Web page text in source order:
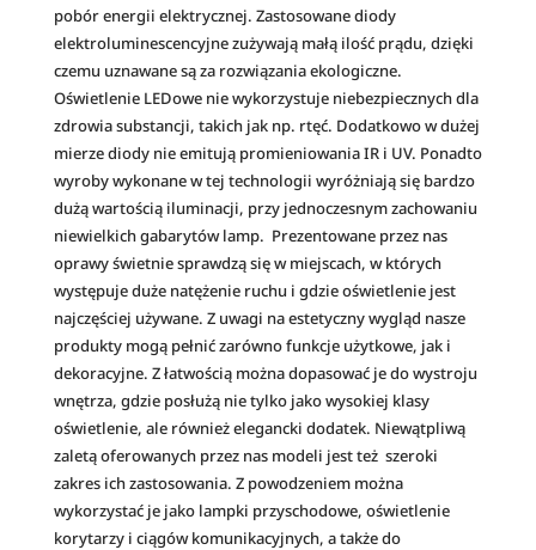
pobór energii elektrycznej. Zastosowane diody
elektroluminescencyjne zużywają małą ilość prądu, dzięki
czemu uznawane są za rozwiązania ekologiczne.
Oświetlenie LEDowe nie wykorzystuje niebezpiecznych dla
zdrowia substancji, takich jak np. rtęć. Dodatkowo w dużej
mierze diody nie emitują promieniowania IR i UV. Ponadto
wyroby wykonane w tej technologii wyróżniają się bardzo
dużą wartością iluminacji, przy jednoczesnym zachowaniu
niewielkich gabarytów lamp. Prezentowane przez nas
oprawy świetnie sprawdzą się w miejscach, w których
występuje duże natężenie ruchu i gdzie oświetlenie jest
najczęściej używane. Z uwagi na estetyczny wygląd nasze
produkty mogą pełnić zarówno funkcje użytkowe, jak i
dekoracyjne. Z łatwością można dopasować je do wystroju
wnętrza, gdzie posłużą nie tylko jako wysokiej klasy
oświetlenie, ale również elegancki dodatek. Niewątpliwą
zaletą oferowanych przez nas modeli jest też szeroki
zakres ich zastosowania. Z powodzeniem można
wykorzystać je jako lampki przyschodowe, oświetlenie
korytarzy i ciągów komunikacyjnych, a także do